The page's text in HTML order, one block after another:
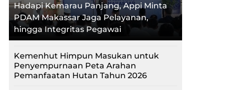
Hadapi Kemarau Panjang, Appi Minta
PDAM Makassar Jaga Pelayanan,
hingga Integritas Pegawai
Kemenhut Himpun Masukan untuk
Penyempurnaan Peta Arahan
Pemanfaatan Hutan Tahun 2026